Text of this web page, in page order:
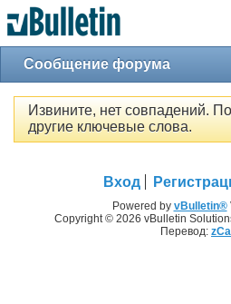
Сообщение форума
Извините, нет совпадений.
другие ключевые слова.
Вход
Powered by vBulletin®
Copyright © 2026 vBulletin
Перевод: